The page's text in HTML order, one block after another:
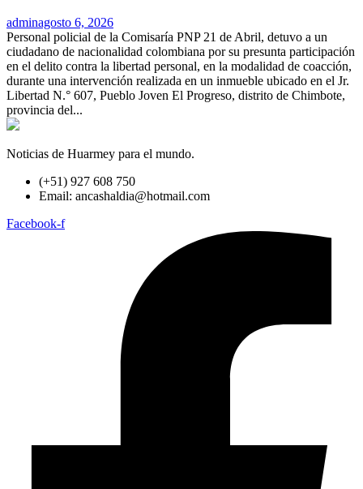
adminagosto 6, 2026
Personal policial de la Comisaría PNP 21 de Abril, detuvo a un
ciudadano de nacionalidad colombiana por su presunta participación
en el delito contra la libertad personal, en la modalidad de coacción,
durante una intervención realizada en un inmueble ubicado en el Jr.
Libertad N.° 607, Pueblo Joven El Progreso, distrito de Chimbote,
provincia del...
Noticias de Huarmey para el mundo.
(+51) 927 608 750
Email: ancashaldia@hotmail.com
Facebook-f